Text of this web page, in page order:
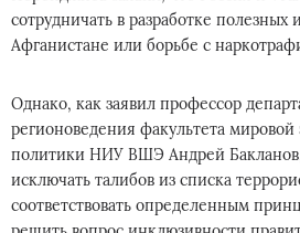
сотрудничать в разработке полезных
Афганистане или борьбе с
Однако, как заявил профессор
регионоведения факультета
политики НИУ ВШЭ Андрей
исключать талибов из списка
соответствовать определенным